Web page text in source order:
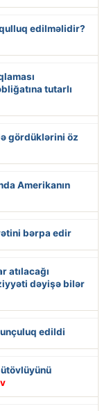
edilməlidir?
tutarlı
gördüklərini öz
Amerikanın
bərpa edir
atılacağı
dəyişə bilər
edildi